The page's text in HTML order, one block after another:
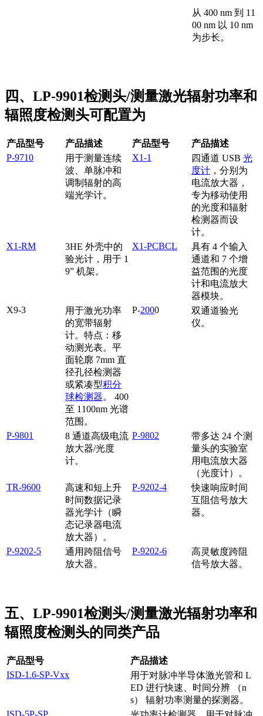
从 400 nm 到 11
00 nm 以 10 nm
为步长。
四、LP-9901检测头/测量激光辐射功率和
辐照度检测头可配置为
产品型号 产品描述 产品型号
产品描述
P-9710
用于测量连续
波、单脉冲和
调制辐射的高
端光学计。
X1-1 四通道 USB 光
度计 ，分别为
电流放大器，
专为移动使用
的光度和辐射
检测器而设
计。
X1-RM
3HE 外壳中的
验光计，用于 1
9” 机架。
X1-PCBCL
具有 4 个输入
通道和 7 个增
益范围的光度
计和电流放大
器模块。
X9-3
用于激光功率
的宽带辐射
计。特点：移
动测光表。平
面轮廓 7mm 直
径孔径检测器
或紧凑型积分
球检测器。 400
至 1100nm 光谱
范围。
P-2000
双通道验光
仪。
P-9801
8 通道高级电流
放大器/光度
计。
P-9802
带多达 24 个测
量头的实验室
用电流放大器
（光度计）。
TR-9600
高速和短上升
时间数据记录
器光学计（瞬
态记录器电流
放大器）。
P-9202-4
快速响应时间
互阻信号放大
器。
P-9202-5
通用跨阻信号
放大器。
P-9202-6
高灵敏度跨阻
信号放大器。
五、LP-9901检测头/测量激光辐射功率和
辐照度检测头的同类产品
产品型号
产品描述
ISD-1.6-SP-Vxx
用于对脉冲半导体激光管和 L
ED 进行快速、时间分辨 （n
s） 辐射功率测量的探测器。
ISD-5P-SP